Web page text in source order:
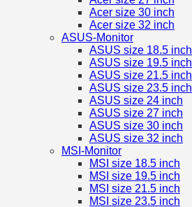
Acer size 30 inch
Acer size 32 inch
ASUS-Monitor
ASUS size 18.5 inch
ASUS size 19.5 inch
ASUS size 21.5 inch
ASUS size 23.5 inch
ASUS size 24 inch
ASUS size 27 inch
ASUS size 30 inch
ASUS size 32 inch
MSI-Monitor
MSI size 18.5 inch
MSI size 19.5 inch
MSI size 21.5 inch
MSI size 23.5 inch